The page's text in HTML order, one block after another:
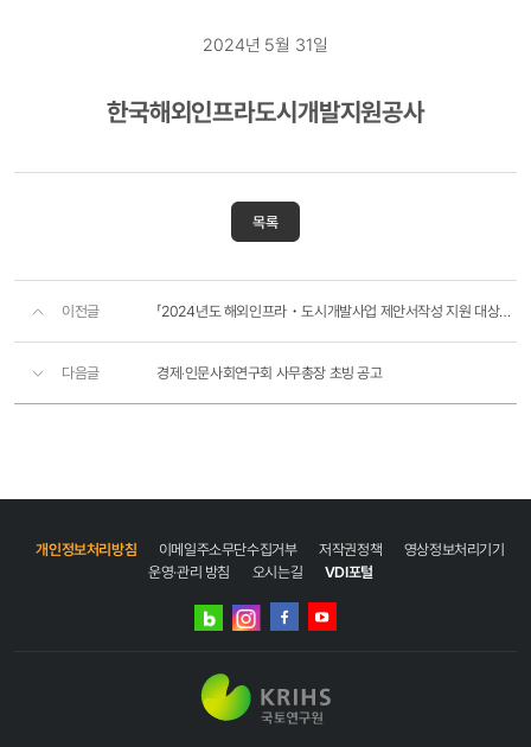
2024년 5월 31일
한국해외인프라도시개발지원공사
목록
이전글 「2024년도 해외인프라・도시개발사업 제안서작성 지원 대상사업」 모집 공고 알림
다음글 경제‧인문사회연구회 사무총장 초빙 공고
개인정보처리방침 이메일주소무단수집거부 저작권정책
영상정보처리기기
운영·관리 방침
오시는길 VDI포털
네이버
인스타그램